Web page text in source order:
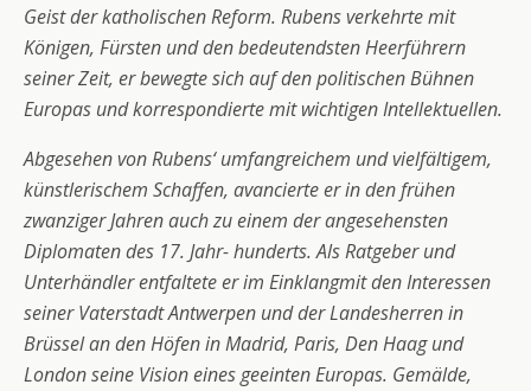
Geist der katholischen Reform. Rubens verkehrte mit
Königen, Fürsten und den bedeutendsten Heerführern
seiner Zeit, er bewegte sich auf den politischen Bühnen
Europas und korrespondierte mit wichtigen Intellektuellen.
Abgesehen von Rubens‘ umfangreichem und vielfältigem,
künstlerischem Schaffen, avancierte er in den frühen
zwanziger Jahren auch zu einem der angesehensten
Diplomaten des 17. Jahr- hunderts. Als Ratgeber und
Unterhändler entfaltete er im Einklangmit den Interessen
seiner Vaterstadt Antwerpen und der Landesherren in
Brüssel an den Höfen in Madrid, Paris, Den Haag und
London seine Vision eines geeinten Europas. Gemälde,